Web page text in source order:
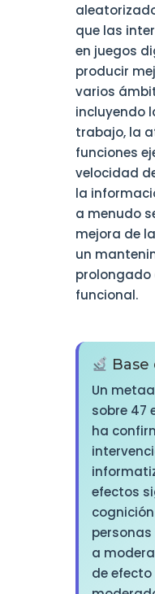
que las
en juegos
producir
varios
incluyendo
trabajo, la
funciones
velocidad
la
a menudo
mejora de
un
funcional.
Un
sobre 47
ha
efectos
a
de